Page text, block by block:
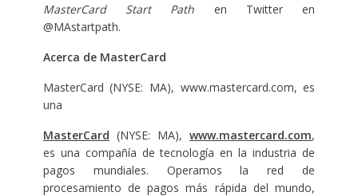
MasterCard Start Path en Twitter en
@MAstartpath.
Acerca de MasterCard
MasterCard (NYSE: MA), www.mastercard.com, es
una
MasterCard (NYSE: MA),www.mastercard.com,
es una compañía de tecnología en la industria de
pagos mundiales. Operamos la red de
procesamiento de pagos más rápida del mundo,